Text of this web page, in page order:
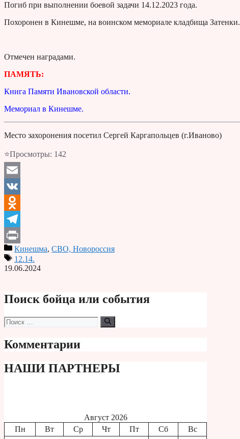
Погиб при выполнении боевой задачи 14.12.2023 года.
Похоронен в Кинешме, на воинском мемориале кладбища Затенки.
Отмечен наградами.
ПАМЯТЬ:
Книга Памяти Ивановской области.
Мемориал в Кинешме.
Место захоронения посетил Сергей Каргапольцев (г.Иваново)
⭐Просмотры: 142
Email
VK
Odnoklassniki
Telegram
PrintКинешма, СВО, Новороссия
12.14.
19.06.2024
Поиск бойца или события
Поиск:
Комментарии
НАШИ ПАРТНЕРЫ
Август 2026
Пн
Вт Ср Чт Пт Сб
Вс